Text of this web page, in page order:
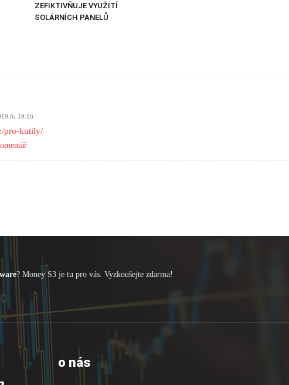
ZEFIKTIVŇUJE VYUŽITÍ
SOLÁRNÍCH PANELŮ
At 19:16
pro-kutily/
? Money S3 je tu pro vás. Vyzkoušejte zdarma!
o nás